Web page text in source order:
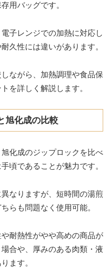
用バッグです。
子レンジでの加熱に対応し
久性には違いがあります。
ながら、加熱調理や食品保
を詳しく解説します。
旭化成の比較
化成のジップロックを比べ
頃であることが魅力です。
なりますが、短時間の湯煎
らも問題なく使用可能。
耐熱性がやや高めの商品が
合や、厚みのある肉類・液
ます。